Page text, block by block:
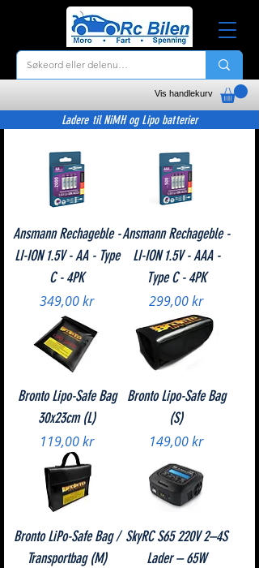
Vis handlekurv
Ladere til NiMH og Lipo batterier
Ansmann Rechageble -
LI-ION 1.5V - AA - Type
C - 4PK
Pris
349,00 kr
Ansmann Rechageble -
LI-ION 1.5V - AAA -
Type C - 4PK
Pris
299,00 kr
Bronto Lipo-Safe Bag
30x23cm (L)
Pris
119,00 kr
Bronto Lipo-Safe Bag
(S)
Pris
149,00 kr
Bronto LiPo-Safe Bag /
Transportbag (M)
SkyRC S65 220V 2–4S
Lader – 65W